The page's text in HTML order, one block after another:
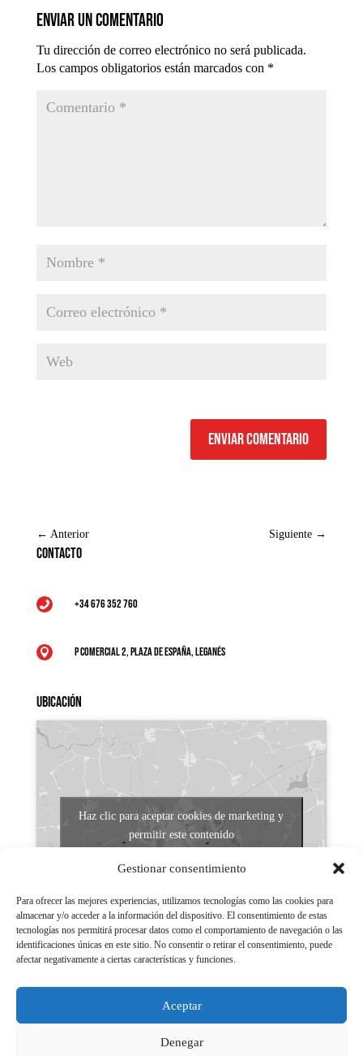
Gestionar consentimiento
Para ofrecer las mejores experiencias, utilizamos tecnologías como las cookies para
almacenar y/o acceder a la información del dispositivo. El consentimiento de estas
tecnologías nos permitirá procesar datos como el comportamiento de navegación o las
identificaciones únicas en este sitio. No consentir o retirar el consentimiento, puede
afectar negativamente a ciertas características y funciones.
Aceptar
Denegar
Enviar un comentario
Tu dirección de correo electrónico no será publicada.
Los campos obligatorios están marcados con *
Enviar comentario
← Anterior Siguiente →
Contacto
 +34 676 352 760
 P Comercial 2, Plaza de España, Leganés
Ubicación
Haz clic para aceptar cookies de marketing y
permitir este contenido
Aviso legal